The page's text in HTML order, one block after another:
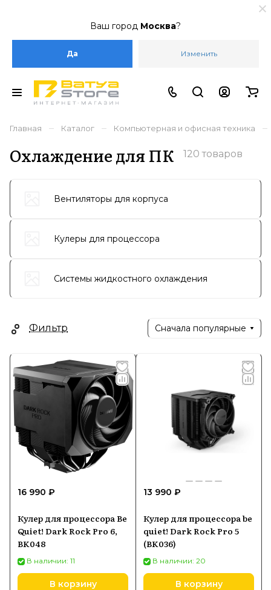
Ваш город Москва?
Да Изменить
Главная – Каталог – Компьютерная и офисная техника –
Охлаждение для ПК 120 товаров
Вентиляторы для корпуса
Кулеры для процессора
Системы жидкостного охлаждения
Фильтр Сначала популярные
16 990 ₽
Кулер для процессора Be
Quiet! Dark Rock Pro 6,
BK048
В наличии: 11
В корзину
13 990 ₽
Кулер для процессора be
quiet! Dark Rock Pro 5
(BK036)
В наличии: 20
В корзину